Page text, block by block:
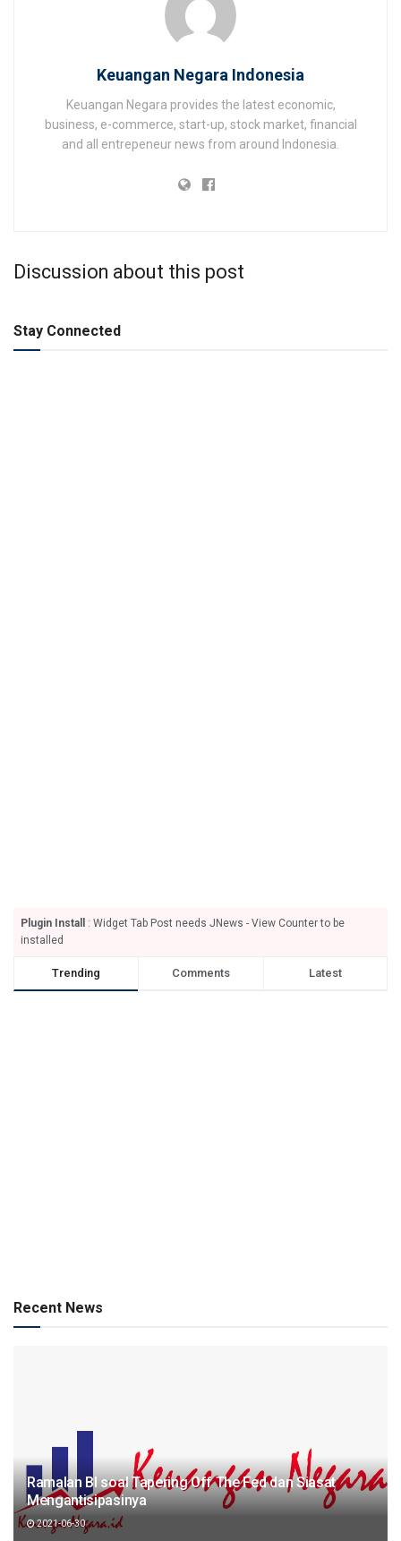
Keuangan Negara Indonesia
Keuangan Negara provides the latest economic,
business, e-commerce, start-up, stock market, financial
and all entrepeneur news from around Indonesia.
Discussion about this post
Stay Connected
Plugin Install
: Widget Tab Post needs JNews - View Counter to be
installed
Trending Comments Latest
Recent News
Ramalan BI soal Tapering Off The Fed dan Siasat
Mengantisipasinya
2021-06-30